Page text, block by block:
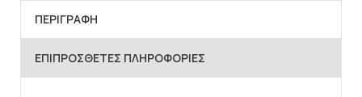
ΠΕΡΙΓΡΑΦΉ
ΕΠΙΠΡΌΣΘΕΤΕΣ ΠΛΗΡΟΦΟΡΊΕΣ